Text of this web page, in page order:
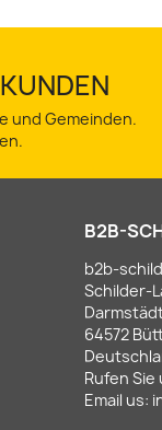
und Gemeinden.
B2B-
b2b-
Schilder-
64572
Rufen Sie
Email us: